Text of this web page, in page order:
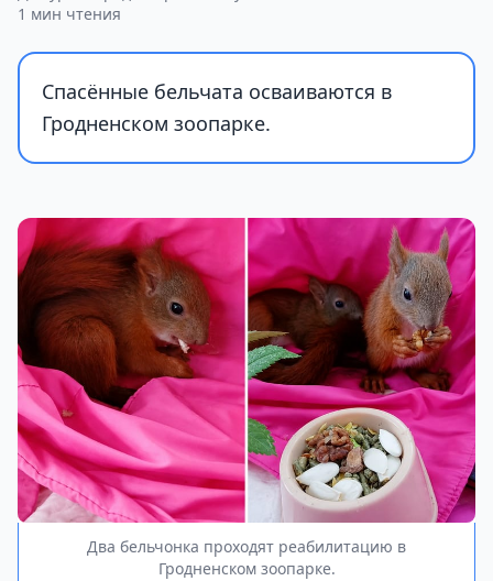
1 мин чтения
Спасённые бельчата осваиваются в
Гродненском зоопарке.
Два бельчонка проходят реабилитацию в
Гродненском зоопарке.